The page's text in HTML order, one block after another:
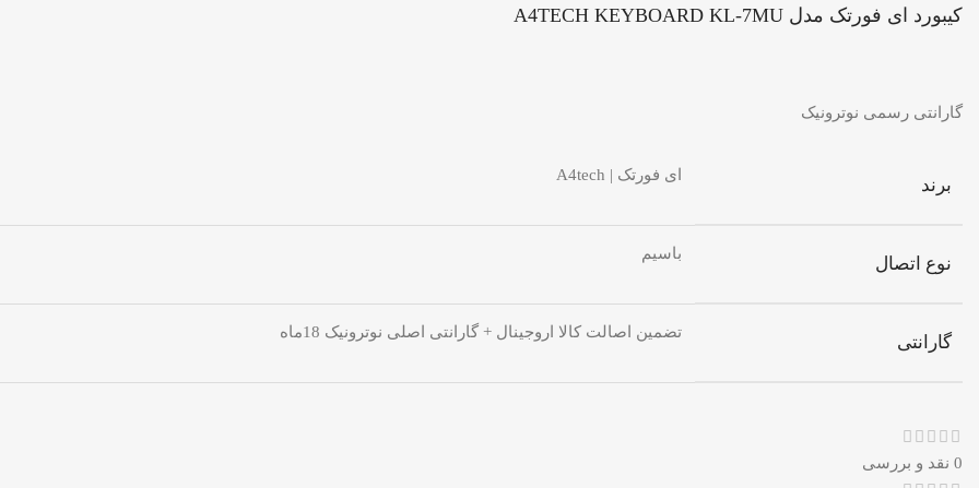
کیبورد ای فورتک مدل A4TECH KEYBOARD KL-7MU
گارانتی رسمی نوترونیک
برند ای فورتک | A4tech
نوع اتصال باسیم
گارانتی تضمین اصالت کالا اروجینال + گارانتی اصلی نوترونیک 18ماه
0 نقد و بررسی